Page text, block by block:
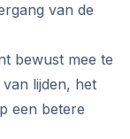
van de
bewust mee te
lijden, het
een betere